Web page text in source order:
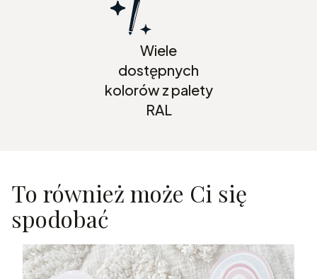
Wiele
dostępnych
kolorów z palety
RAL
To również może Ci się
spodobać